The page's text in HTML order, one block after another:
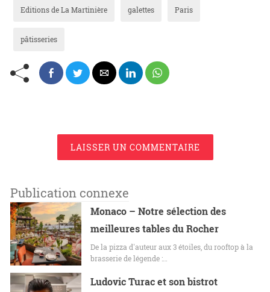
Editions de La Martinière galettes Paris
pâtisseries
LAISSER UN COMMENTAIRE
Publication connexe
Monaco – Notre sélection des
meilleures tables du Rocher
De la pizza d'auteur aux 3 étoiles, du rooftop à la
brasserie de légende :…
Ludovic Turac et son bistrot